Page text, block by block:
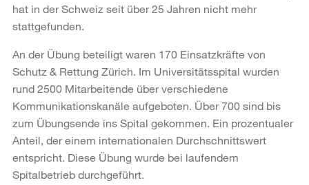
hat in der Schweiz seit über 25 Jahren nicht mehr
stattgefunden.
An der Übung beteiligt waren 170 Einsatzkräfte von
Schutz & Rettung Zürich. Im Universitätsspital wurden
rund 2500 Mitarbeitende über verschiedene
Kommunikationskanäle aufgeboten. Über 700 sind bis
zum Übungsende ins Spital gekommen. Ein prozentualer
Anteil, der einem internationalen Durchschnittswert
entspricht. Diese Übung wurde bei laufendem
Spitalbetrieb durchgeführt.